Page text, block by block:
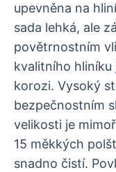
upevněna na
sada lehká, ale
povětrnostním
kvalitního hliníku
korozi. Vysoký
bezpečnostním
velikosti je
15 měkkých
snadno čistí.